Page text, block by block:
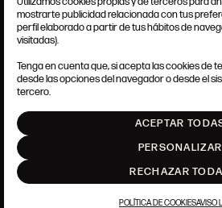
CONDICIONES
POLÍTICA DE
AJUSTE DE
mostrarte publicidad relacionada con tus
perfil elaborado a partir de tus hábitos de
visitadas).
Tenga en cuenta que, si acepta las cookies de
desde las opciones del navegador o desde el
tercero.
ACEPTAR
PERSONALIZAR
RECHAZAR
POLÍTICA DE COOKIESAVISO